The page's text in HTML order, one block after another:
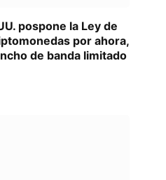
pospone la Ley de
por ahora,
de banda limitado